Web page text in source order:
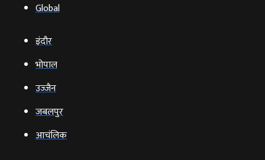
Global
इंदौर
भोपाल
उज्‍जैन
जबलपुर
आचंलिक